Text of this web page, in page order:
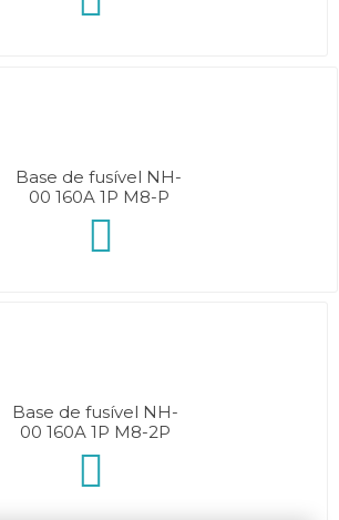
Base de fusível NH-
00 160A 1P M8-P
Base de fusível NH-
00 160A 1P M8-2P